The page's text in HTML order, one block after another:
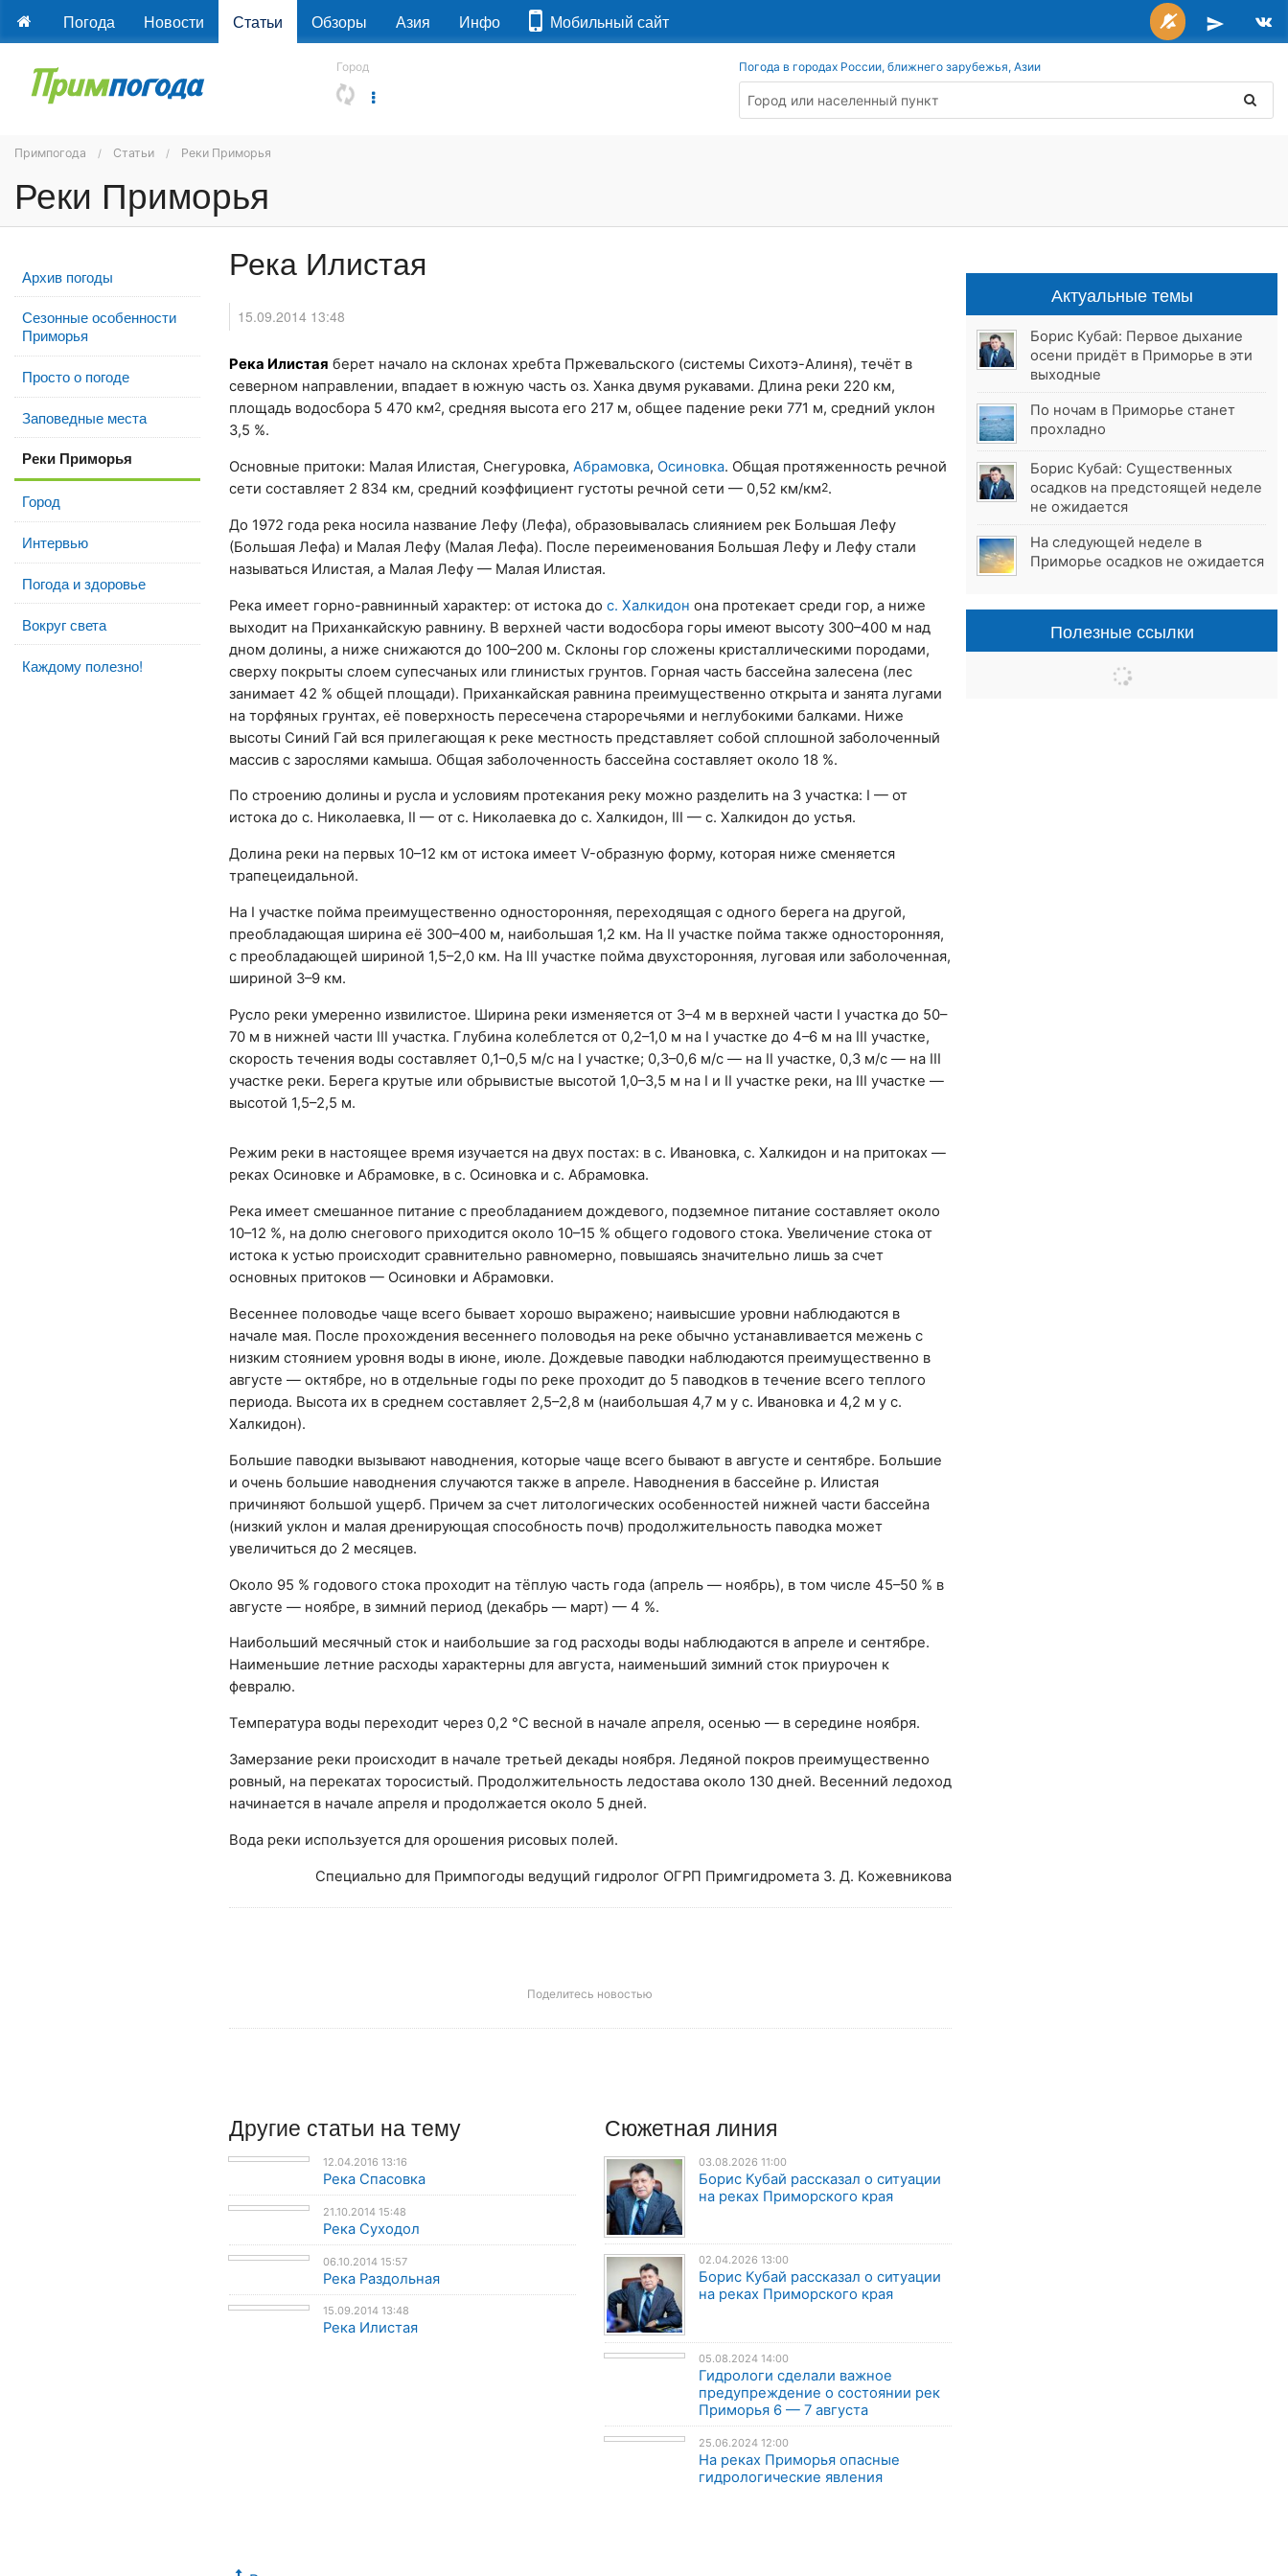
Погода Новости Статьи Обзоры Азия Инфо Мобильный сайт
Город Погода в городах России, ближнего зарубежья, Азии
Примпогода Статьи Реки Приморья
Реки Приморья
Архив погоды
Сезонные особенности
Приморья
Просто о погоде
Заповедные места
Реки Приморья
Город
Интервью
Погода и здоровье
Вокруг света
Каждому полезно!
Река Илистая
15.09.2014 13:48
Река Илистая берет начало на склонах хребта Пржевальского (системы Сихотэ-Алиня), течёт в
северном направлении, впадает в южную часть оз. Ханка двумя рукавами. Длина реки 220 км,
площадь водосбора 5 470 км2, средняя высота его 217 м, общее падение реки 771 м, средний уклон
3,5 %.
Основные притоки: Малая Илистая, Снегуровка, Абрамовка, Осиновка. Общая протяженность речной
сети составляет 2 834 км, средний коэффициент густоты речной сети — 0,52 км/км2.
До 1972 года река носила название Лефу (Лефа), образовывалась слиянием рек Большая Лефу
(Большая Лефа) и Малая Лефу (Малая Лефа). После переименования Большая Лефу и Лефу стали
называться Илистая, а Малая Лефу — Малая Илистая.
Река имеет горно-равнинный характер: от истока до с. Халкидон она протекает среди гор, а ниже
выходит на Приханкайскую равнину. В верхней части водосбора горы имеют высоту 300–400 м над
дном долины, а ниже снижаются до 100–200 м. Склоны гор сложены кристаллическими породами,
сверху покрыты слоем супесчаных или глинистых грунтов. Горная часть бассейна залесена (лес
занимает 42 % общей площади). Приханкайская равнина преимущественно открыта и занята лугами
на торфяных грунтах, её поверхность пересечена староречьями и неглубокими балками. Ниже
высоты Синий Гай вся прилегающая к реке местность представляет собой сплошной заболоченный
массив с зарослями камыша. Общая заболоченность бассейна составляет около 18 %.
По строению долины и русла и условиям протекания реку можно разделить на 3 участка: I — от
истока до с. Николаевка, II — от с. Николаевка до с. Халкидон, III — с. Халкидон до устья.
Долина реки на первых 10–12 км от истока имеет V-образную форму, которая ниже сменяется
трапецеидальной.
На I участке пойма преимущественно односторонняя, переходящая с одного берега на другой,
преобладающая ширина её 300–400 м, наибольшая 1,2 км. На II участке пойма также односторонняя,
с преобладающей шириной 1,5–2,0 км. На III участке пойма двухсторонняя, луговая или заболоченная,
шириной 3–9 км.
Русло реки умеренно извилистое. Ширина реки изменяется от 3–4 м в верхней части I участка до 50–
70 м в нижней части III участка. Глубина колеблется от 0,2–1,0 м на I участке до 4–6 м на III участке,
скорость течения воды составляет 0,1–0,5 м/с на I участке; 0,3–0,6 м/с — на II участке, 0,3 м/с — на III
участке реки. Берега крутые или обрывистые высотой 1,0–3,5 м на I и II участке реки, на III участке —
высотой 1,5–2,5 м.
Режим реки в настоящее время изучается на двух постах: в с. Ивановка, с. Халкидон и на притоках —
реках Осиновке и Абрамовке, в с. Осиновка и с. Абрамовка.
Река имеет смешанное питание с преобладанием дождевого, подземное питание составляет около
10–12 %, на долю снегового приходится около 10–15 % общего годового стока. Увеличение стока от
истока к устью происходит сравнительно равномерно, повышаясь значительно лишь за счет
основных притоков — Осиновки и Абрамовки.
Весеннее половодье чаще всего бывает хорошо выражено; наивысшие уровни наблюдаются в
начале мая. После прохождения весеннего половодья на реке обычно устанавливается межень с
низким стоянием уровня воды в июне, июле. Дождевые паводки наблюдаются преимущественно в
августе — октябре, но в отдельные годы по реке проходит до 5 паводков в течение всего теплого
периода. Высота их в среднем составляет 2,5–2,8 м (наибольшая 4,7 м у с. Ивановка и 4,2 м у с.
Халкидон).
Большие паводки вызывают наводнения, которые чаще всего бывают в августе и сентябре. Большие
и очень большие наводнения случаются также в апреле. Наводнения в бассейне р. Илистая
причиняют большой ущерб. Причем за счет литологических особенностей нижней части бассейна
(низкий уклон и малая дренирующая способность почв) продолжительность паводка может
увеличиться до 2 месяцев.
Около 95 % годового стока проходит на тёплую часть года (апрель — ноябрь), в том числе 45–50 % в
августе — ноябре, в зимний период (декабрь — март) — 4 %.
Наибольший месячный сток и наибольшие за год расходы воды наблюдаются в апреле и сентябре.
Наименьшие летние расходы характерны для августа, наименьший зимний сток приурочен к
февралю.
Температура воды переходит через 0,2 °С весной в начале апреля, осенью — в середине ноября.
Замерзание реки происходит в начале третьей декады ноября. Ледяной покров преимущественно
ровный, на перекатах торосистый. Продолжительность ледостава около 130 дней. Весенний ледоход
начинается в начале апреля и продолжается около 5 дней.
Вода реки используется для орошения рисовых полей.
Специально для Примпогоды ведущий гидролог ОГРП Примгидромета З. Д. Кожевникова
Поделитесь новостью
Другие статьи на тему
12.04.2016 13:16
Река Спасовка
21.10.2014 15:48
Река Суходол
06.10.2014 15:57
Река Раздольная
15.09.2014 13:48
Река Илистая
Сюжетная линия
03.08.2026 11:00
Борис Кубай рассказал о ситуации
на реках Приморского края
02.04.2026 13:00
Борис Кубай рассказал о ситуации
на реках Приморского края
05.08.2024 14:00
Гидрологи сделали важное
предупреждение о состоянии рек
Приморья 6 — 7 августа
25.06.2024 12:00
На реках Приморья опасные
гидрологические явления
Актуальные темы
Борис Кубай: Первое дыхание
осени придёт в Приморье в эти
выходные
По ночам в Приморье станет
прохладно
Борис Кубай: Существенных
осадков на предстоящей неделе
не ожидается
На следующей неделе в
Приморье осадков не ожидается
Полезные ссылки